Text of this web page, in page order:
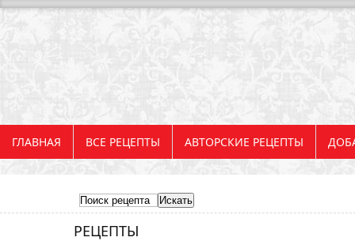
ГЛАВНАЯ ВСЕ РЕЦЕПТЫ АВТОРСКИЕ РЕЦЕПТЫ
РЕЦЕПТЫ